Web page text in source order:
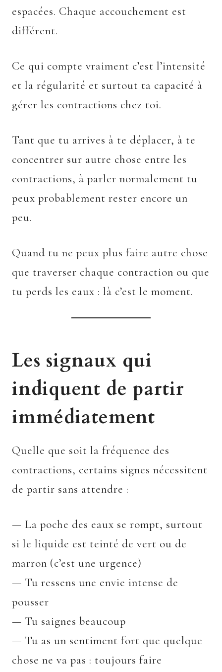
espacées. Chaque accouchement est
différent.
Ce qui compte vraiment c’est l’intensité
et la régularité et surtout ta capacité à
gérer les contractions chez toi.
Tant que tu arrives à te déplacer, à te
concentrer sur autre chose entre les
contractions, à parler normalement tu
peux probablement rester encore un
peu.
Quand tu ne peux plus faire autre chose
que traverser chaque contraction ou que
tu perds les eaux : là c’est le moment.
Les signaux qui
indiquent de partir
immédiatement
Quelle que soit la fréquence des
contractions, certains signes nécessitent
de partir sans attendre :
— La poche des eaux se rompt, surtout
si le liquide est teinté de vert ou de
marron (c’est une urgence)
— Tu ressens une envie intense de
pousser
— Tu saignes beaucoup
— Tu as un sentiment fort que quelque
chose ne va pas : toujours faire